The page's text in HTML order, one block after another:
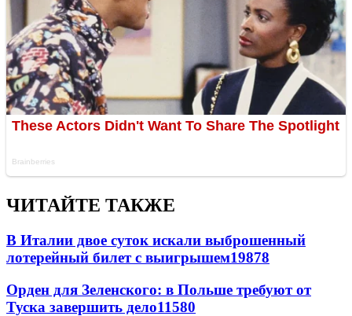
ЧИТАЙТЕ ТАКЖЕ
В Италии двое суток искали выброшенный
лотерейный билет с выигрышем19878
Орден для Зеленского: в Польше требуют от
Туска завершить дело11580